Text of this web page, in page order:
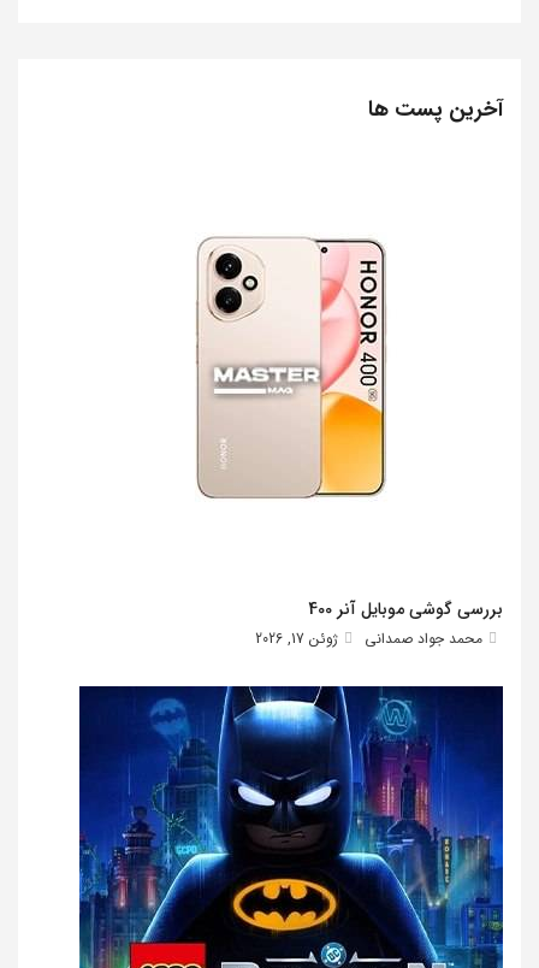
آخرین پست ها
بررسی گوشی موبایل آنر 400
محمد جواد صمدانی ژوئن 17, 2026